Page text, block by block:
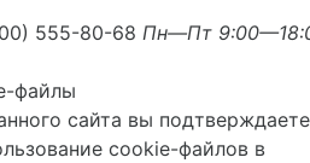
555-80-68 Пн—Пт
файлы
сайта вы подтверждаете
cookie-файлов в